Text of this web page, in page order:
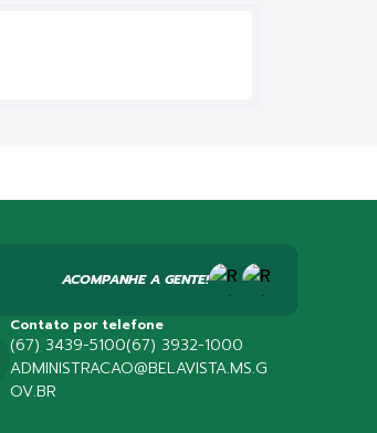
ACOMPANHE A GENTE!
Contato por telefone
(67) 3439-5100(67) 3932-1000
ADMINISTRACAO@BELAVISTA.MS.G
OV.BR